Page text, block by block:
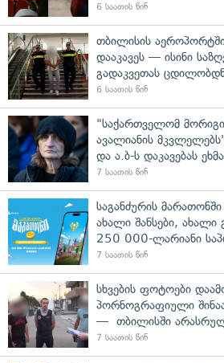
6 საათის წინ
თბილისის
დააკავეს — ისინი
გადაკვეთას
6 საათის წინ
"საქართველომ
ავალიანის
და ა.ბ-ს დაკავებას
7 საათის წინ
საგანძურის
ახალი შანსები, ახალი
250 000-ლარიანი
7 საათის წინ
სხვების ფოტოები
პორნოგრაფიული
— თბილისში
7 საათის წინ